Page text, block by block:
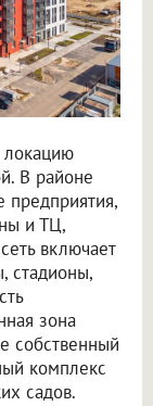
локацию
В районе
предприятия,
и ТЦ,
включает
стадионы,
зона
собственный
комплекс
садов.